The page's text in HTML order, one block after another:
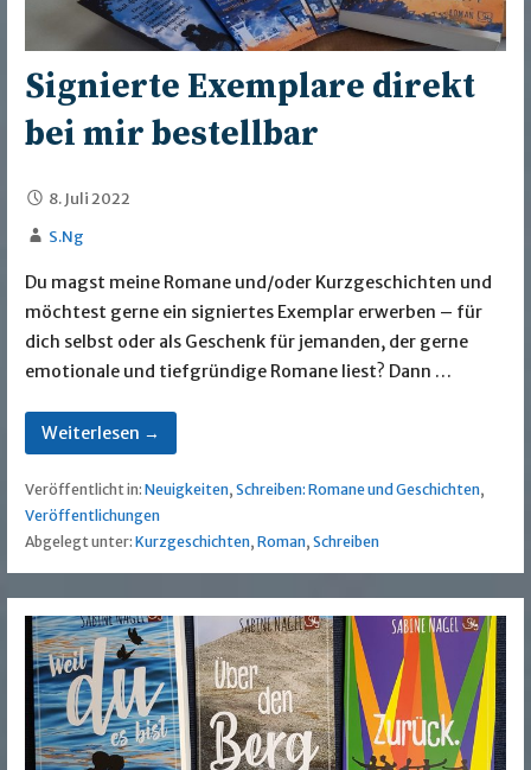
Signierte Exemplare direkt
bei mir bestellbar
8. Juli 2022
S.Ng
Du magst meine Romane und/oder Kurzgeschichten und
möchtest gerne ein signiertes Exemplar erwerben – für
dich selbst oder als Geschenk für jemanden, der gerne
emotionale und tiefgründige Romane liest? Dann …
Weiterlesen →
Veröffentlicht in: Neuigkeiten, Schreiben: Romane und Geschichten,
Veröffentlichungen
Abgelegt unter: Kurzgeschichten, Roman, Schreiben